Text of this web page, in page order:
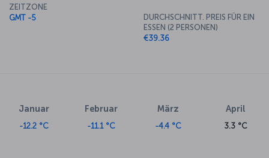
ZEITZONE
GMT -5
DURCHSCHNITT. PREIS FÜR EIN
ESSEN (2 PERSONEN)
€39.36
Januar
-12.2 °C
Februar
-11.1 °C
März
-4.4 °C
April
3.3 °C